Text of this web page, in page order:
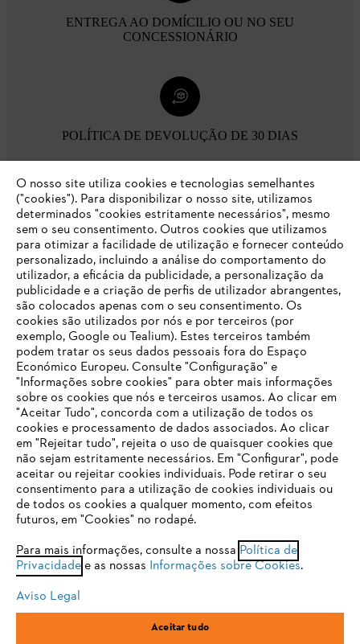
ENTREGA AO DOMÍCILIO OU NO SEU
CONCESSIONÁRIO
POLÍTICA DE DEVOLUÇÃO DE 30 DIAS
Opções de pagamento
Empresa
FAQs Loja Online
Contacto
Condições gerais de venda Proteção de Dados
Sobre nós
O SEU NAVEGADOR NÃO SUPORTA
ESTE WEBSITE
Está utilizar um navegador que ainda não suportamos. Para
obter o melhor uso de nosso site, recomendamos que altere
para um dos seguintes navegadores:
firefox chrome
safari edge
O nosso site utiliza cookies e tecnologias semelhantes
("cookies"). Para disponibilizar o nosso site, utilizamos
determinados "cookies estritamente necessários", mesmo
sem o seu consentimento. Outros cookies que utilizamos
para otimizar a facilidade de utilização e fornecer conteúdo
personalizado, incluindo a análise do comportamento do
utilizador, a eficácia da publicidade, a personalização da
publicidade e a criação de perfis de utilizador abrangentes,
são colocados apenas com o seu consentimento. Os
cookies são utilizados por nós e por terceiros (por
exemplo, Google ou Tealium). Estes terceiros também
podem tratar os seus dados pessoais fora do Espaço
Económico Europeu. Consulte "Configuração" e
"Informações sobre cookies" para obter mais informações
sobre os cookies que nós e terceiros usamos. Ao clicar em
"Aceitar Tudo", concorda com a utilização de todos os
cookies e processamento de dados associados. Ao clicar
em "Rejeitar tudo", rejeita o uso de quaisquer cookies que
não sejam estritamente necessários. Em "Configurar", pode
aceitar ou rejeitar cookies individuais. Pode retirar o seu
consentimento para a utilização de cookies individuais ou
de todos os cookies a qualquer momento, com efeitos
futuros, em "Cookies" no rodapé.
Para mais informações, consulte a nossa Política de
Privacidadee as nossas Informações sobre Cookies.
Aviso Legal
Aceitar tudo